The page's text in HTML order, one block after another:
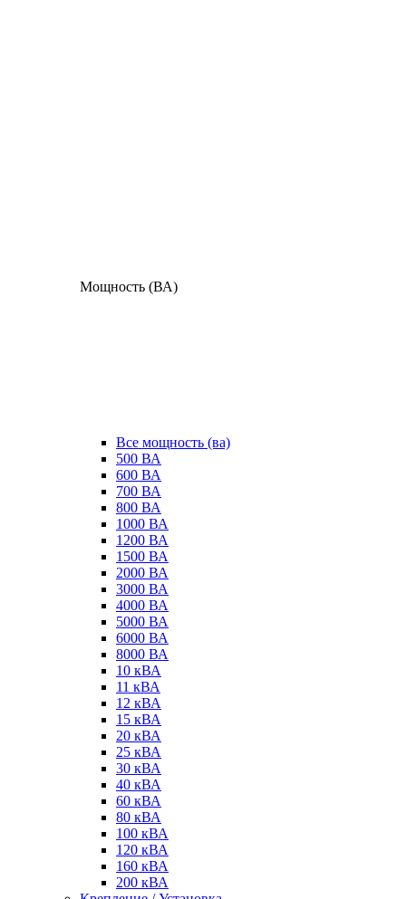
Мощность (ВА)
Все мощность (ва)
500 ВА
600 ВА
700 ВА
800 ВА
1000 ВА
1200 ВА
1500 ВА
2000 ВА
3000 ВА
4000 ВА
5000 ВА
6000 ВА
8000 ВА
10 кВА
11 кВА
12 кВА
15 кВА
20 кВА
25 кВА
30 кВА
40 кВА
60 кВА
80 кВА
100 кВА
120 кВА
160 кВА
200 кВА